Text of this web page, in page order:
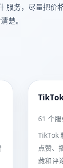
务，尽量把价格
楚。
61 个
TikTok
点赞、
藏和评